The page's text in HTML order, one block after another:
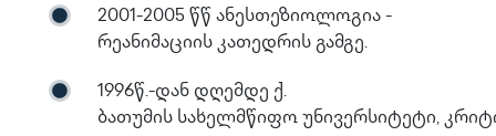
2001-2005 წწ ანესთეზიოლოგია -
რეანიმაციის კათედრის გამგე.
1996წ.-დან დღემდე ქ.
ბათუმის სახელმწიფო უნივერსიტეტი,